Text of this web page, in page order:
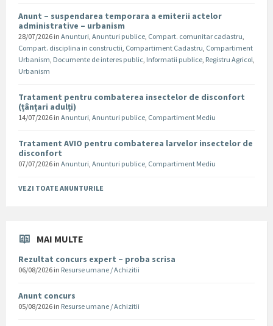
Anunt – suspendarea temporara a emiterii actelor
administrative – urbanism
28/07/2026 in Anunturi, Anunturi publice, Compart. comunitar cadastru,
Compart. disciplina in constructii, Compartiment Cadastru, Compartiment
Urbanism, Documente de interes public, Informatii publice, Registru Agricol,
Urbanism
Tratament pentru combaterea insectelor de disconfort
(țânțari adulți)
14/07/2026 in Anunturi, Anunturi publice, Compartiment Mediu
Tratament AVIO pentru combaterea larvelor insectelor de
disconfort
07/07/2026 in Anunturi, Anunturi publice, Compartiment Mediu
VEZI TOATE ANUNTURILE
MAI MULTE
Rezultat concurs expert – proba scrisa
06/08/2026 in Resurse umane / Achizitii
Anunt concurs
05/08/2026 in Resurse umane / Achizitii